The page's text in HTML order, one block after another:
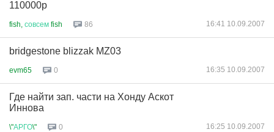
110000р
fish, совсем fish 86 16:41 10.09.2007
bridgestone blizzak MZ03
evm65 0 16:35 10.09.2007
Где найти зап. части на Хонду Аскот
Иннова
\"АРГО\" 0 16:25 10.09.2007